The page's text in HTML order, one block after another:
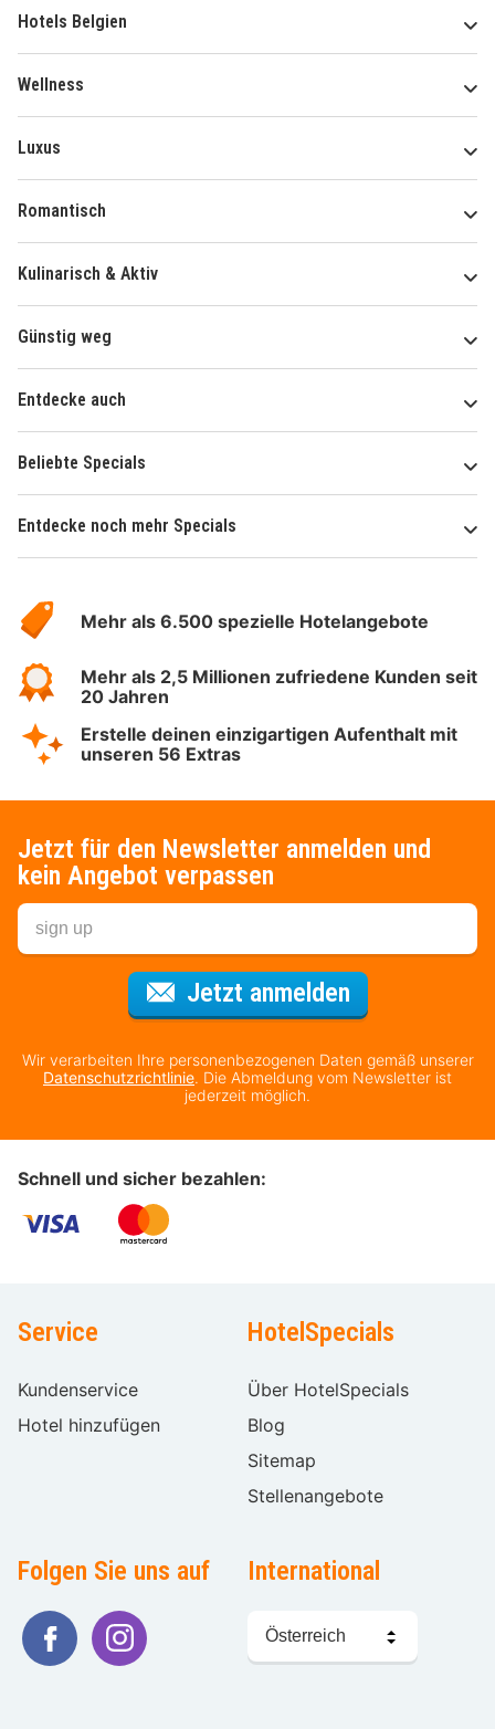
Hotels Belgien
Wellness
Luxus
Romantisch
Kulinarisch & Aktiv
Günstig weg
Entdecke auch
Beliebte Specials
Entdecke noch mehr Specials
Hotelspecials
Mehr als 6.500 spezielle Hotelangebote
Mehr als 2,5 Millionen zufriedene Kunden seit
20 Jahren
Erstelle deinen einzigartigen Aufenthalt mit
unseren 56 Extras
Jetzt für den Newsletter anmelden und
kein Angebot verpassen
Jetzt anmeldenFür den
Wir verarbeiten Ihre personenbezogenen Daten gemäß unserer
Datenschutzrichtlinie. Die Abmeldung vom Newsletter ist
jederzeit möglich.
Schnell und sicher bezahlen:
Service
Kundenservice
Hotel hinzufügen
HotelSpecials
Über HotelSpecials
Blog
Sitemap
Stellenangebote
Folgen Sie uns auf International
Sprache
wählen